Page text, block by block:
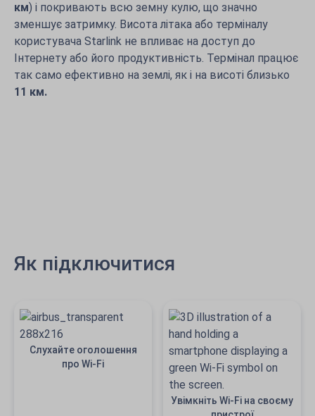
км) і покривають всю земну кулю, що значно
зменшує затримку. Висота літака або терміналу
користувача Starlink не впливає на доступ до
Інтернету або його продуктивність. Термінал працює
так само ефективно на землі, як і на висоті близько
11 км.
Як підключитися
Слухайте оголошення
про Wi-Fi
Увімкніть Wi-Fi на своєму